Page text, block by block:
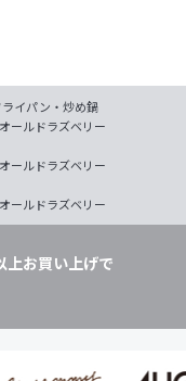
イパン・炒め鍋
ールドラズベリー
ールドラズベリー
ールドラズベリー
上お買い上げで